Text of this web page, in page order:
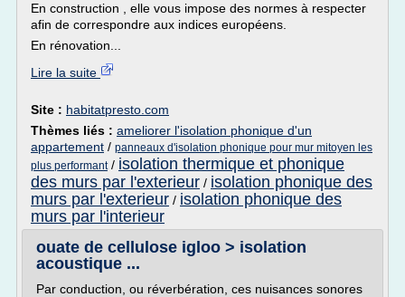
En construction , elle vous impose des normes à respecter
afin de correspondre aux indices européens.
En rénovation...
Lire la suite
Site : habitatpresto.com
Thèmes liés : ameliorer l'isolation phonique d'un
appartement / panneaux d'isolation phonique pour mur mitoyen les
plus performant/ isolation thermique et phonique
des murs par l'exterieur / isolation phonique des
murs par l'exterieur / isolation phonique des
murs par l'interieur
ouate de cellulose igloo > isolation
acoustique ...
Par conduction, ou réverbération, ces nuisances sonores